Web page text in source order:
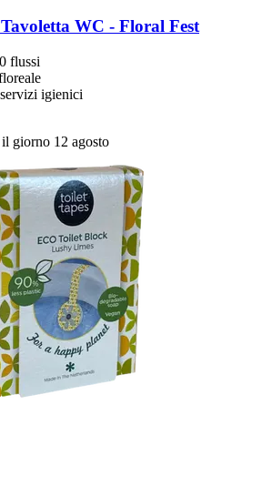
Tavoletta WC -​ Floral Fest
flussi
igienici
giorno 12 agosto